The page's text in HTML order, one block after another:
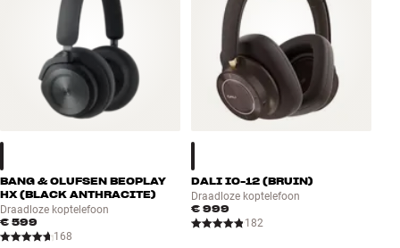
BANG & OLUFSEN BEOPLAY
HX (BLACK ANTHRACITE)
Draadloze koptelefoon
€ 599
168
DALI IO-12 (BRUIN)
Draadloze koptelefoon
€ 999
182